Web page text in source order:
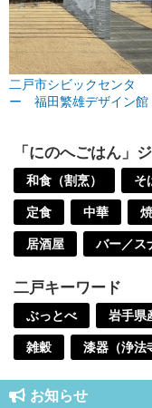
二戸市シビックセンタ
ー 福田繁雄デザイン館
「にのへごはん」
和食（割烹） そ
定食 中華
居酒屋 バー／ス
二戸キーワード
ぶっとべ 岩手県
雑穀 漆器（浄法
お知らせ